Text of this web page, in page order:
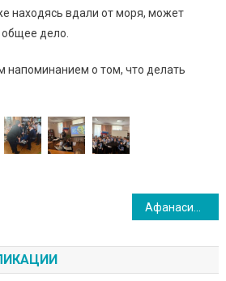
находясь вдали от моря, может
общее дело.
напоминанием о том, что делать